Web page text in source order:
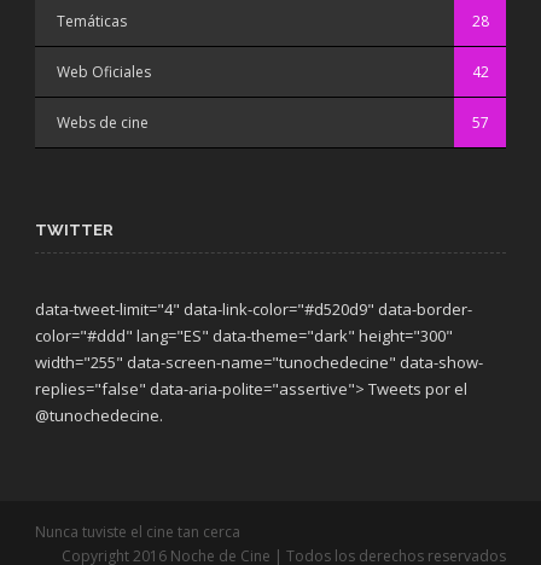
Temáticas 28
Web Oficiales 42
Webs de cine 57
TWITTER
data-tweet-limit="4" data-link-color="#d520d9" data-border-
color="#ddd" lang="ES" data-theme="dark" height="300"
width="255" data-screen-name="tunochedecine" data-show-
replies="false" data-aria-polite="assertive"> Tweets por el
@tunochedecine.
Nunca tuviste el cine tan cerca
Copyright 2016 Noche de Cine | Todos los derechos reservados